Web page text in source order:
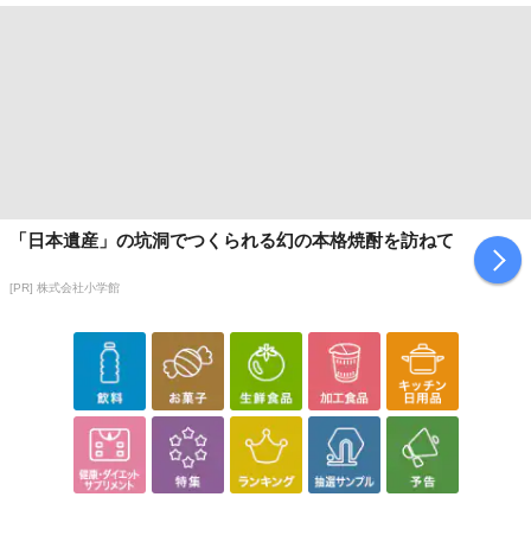
【アカモクのみそ汁】
「日本遺産」の坑洞でつくられる幻の本格焼酎を訪ねて
[PR] 株式会社小学館